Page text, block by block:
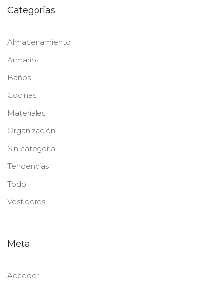
Categorías
Almacenamiento
Armarios
Baños
Cocinas
Materiales
Organización
Sin categoría
Tendencias
Todo
Vestidores
Meta
Acceder